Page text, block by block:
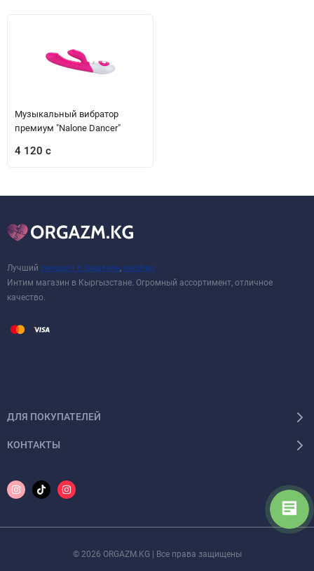
Музыкальный вибратор
премиум "Nalone Dancer"
4 120 с
Лучший сексшоп в Бишкеке, sexshop
Интим магазин в Кыргызстане. Огромный ассортимент, отличное
качество.
ДЛЯ ПОКУПАТЕЛЕЙ
КОНТАКТЫ
© 2026 ORGAZM.KG | Все права защищены